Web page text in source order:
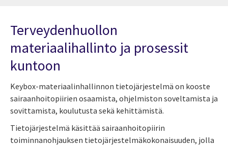
Terveydenhuollon
materiaalihallinto ja prosessit
kuntoon
Keybox-materiaalinhallinnon tietojärjestelmä on kooste
sairaanhoitopiirien osaamista, ohjelmiston soveltamista ja
sovittamista, koulutusta sekä kehittämistä.
Tietojärjestelmä käsittää sairaanhoitopiirin
toiminnanohjauksen tietojärjestelmäkokonaisuuden, jolla